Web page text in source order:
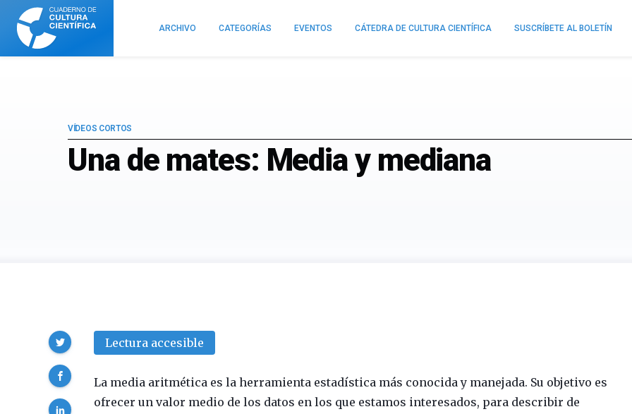
Cuaderno
Cultura
Científica
ARCHIVO CATEGORÍAS EVENTOS CÁTEDRA DE CULTURA CIENTÍFICA SUSCRÍBETE AL BOLETÍN
Una de mates: Media y mediana
VÍDEOS CORTOS
Lectura accesible
La media aritmética es la herramienta estadística más conocida y manejada. Su objetivo es
ofrecer un valor medio de los datos en los que estamos interesados, para describir de
Compartir